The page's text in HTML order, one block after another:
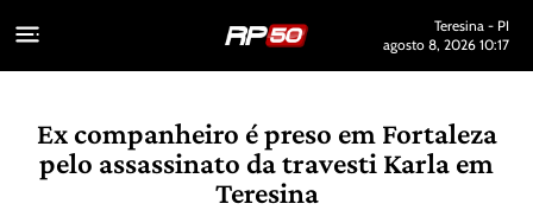
Teresina - PI
agosto 8, 2026 10:17
Ex companheiro é preso em Fortaleza
pelo assassinato da travesti Karla em
Teresina